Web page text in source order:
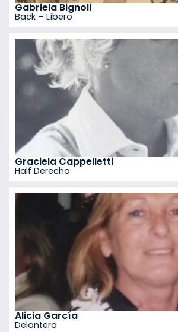
Gabriela Bignoli
Back – Líbero
Graciela Cappelletti
Half Derecho
Alicia García
Delantera